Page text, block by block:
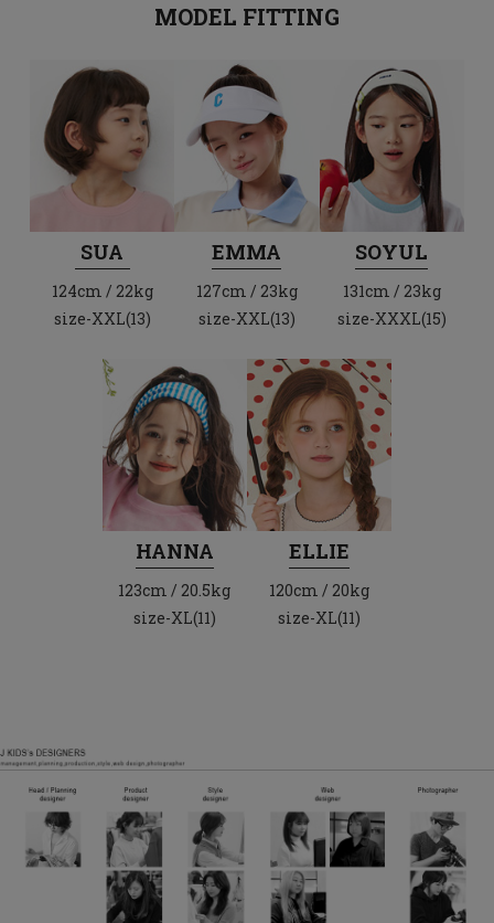
MODEL FITTING
SUA
124cm / 22kg
size-XXL(13)
EMMA
127cm / 23kg
size-XXL(13)
SOYUL
131cm / 23kg
size-XXXL(15)
HANNA
123cm / 20.5kg
size-XL(11)
ELLIE
120cm / 20kg
size-XL(11)